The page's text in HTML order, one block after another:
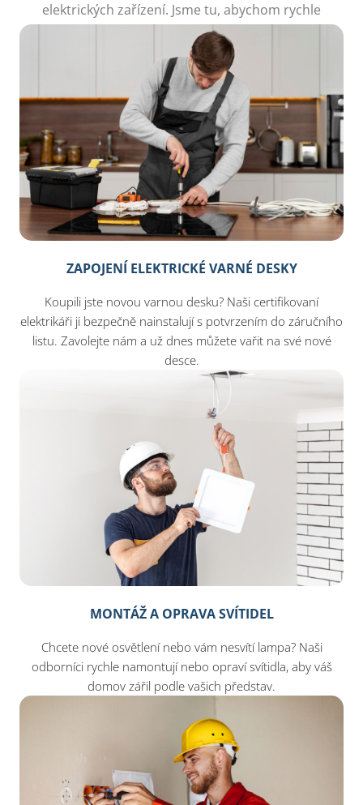
elektrických zařízení. Jsme tu, abychom rychle
řešili vaše potřeby.
ZAPOJENÍ ELEKTRICKÉ VARNÉ DESKY
Koupili jste novou varnou desku? Naši certifikovaní
elektrikáři ji bezpečně nainstalují s potvrzením do záručního
listu. Zavolejte nám a už dnes můžete vařit na své nové
desce.
MONTÁŽ A OPRAVA SVÍTIDEL
Chcete nové osvětlení nebo vám nesvítí lampa? Naši
odborníci rychle namontují nebo opraví svítidla, aby váš
domov zářil podle vašich představ.